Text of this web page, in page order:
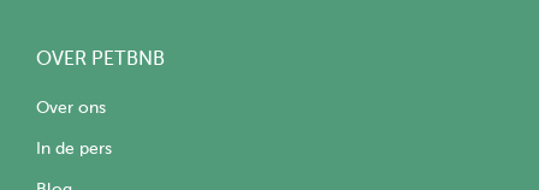
OVER PETBNB
Over ons
In de pers